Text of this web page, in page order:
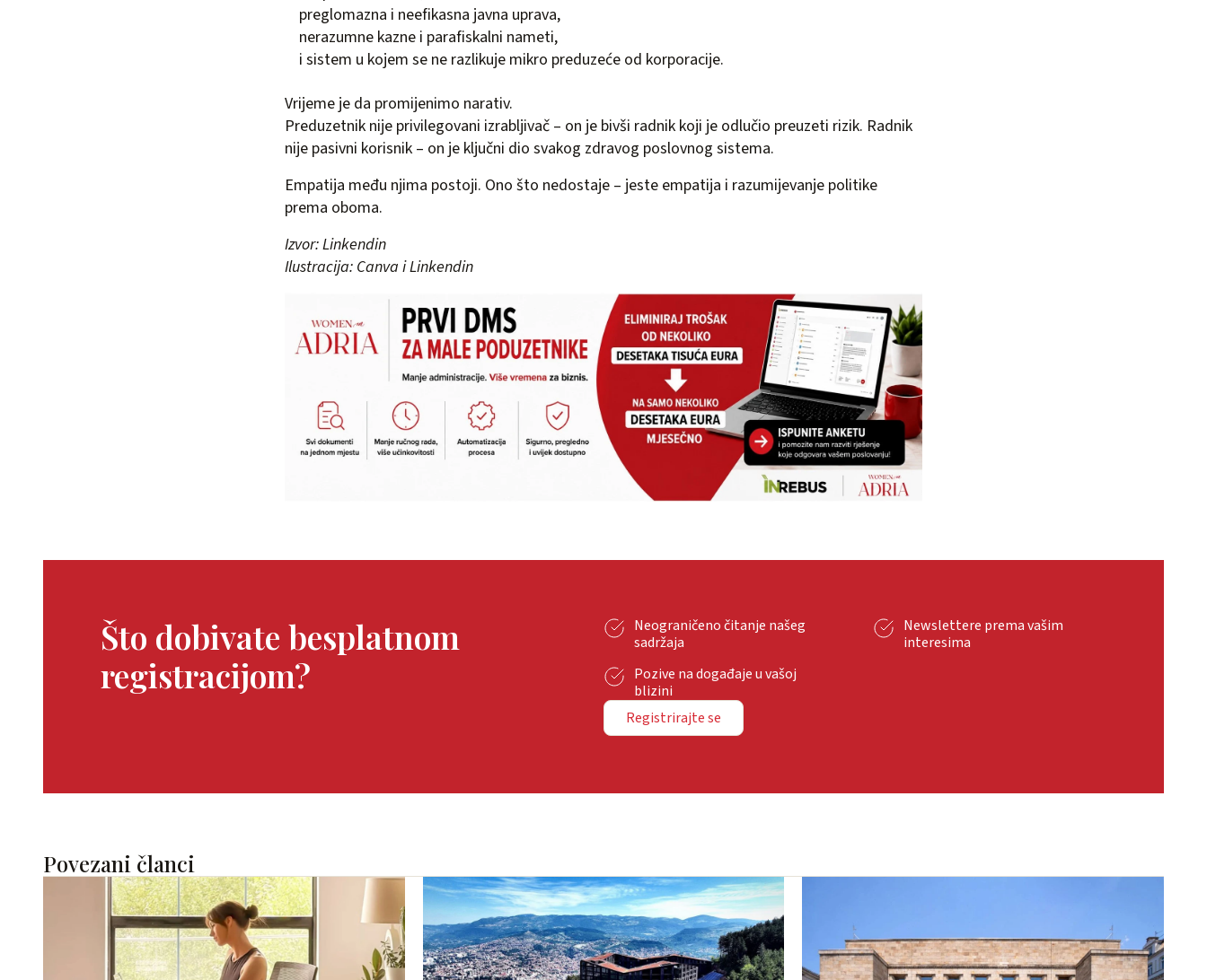
preglomazna i neefikasna javna uprava,
nerazumne kazne i parafiskalni nameti,
i sistem u kojem se ne razlikuje mikro preduzeće od korporacije.
Vrijeme je da promijenimo narativ.
Preduzetnik nije privilegovani izrabljivač – on je bivši radnik koji je odlučio preuzeti rizik. Radnik
nije pasivni korisnik – on je ključni dio svakog zdravog poslovnog sistema.
Empatija među njima postoji. Ono što nedostaje – jeste empatija i razumijevanje politike
prema oboma.
Izvor: Linkendin
Ilustracija: Canva i Linkendin
Što dobivate besplatnom
registracijom?
Neograničeno čitanje našeg
sadržaja
Newslettere prema vašim
interesima
Pozive na događaje u vašoj
blizini
Registrirajte se
Povezani članci